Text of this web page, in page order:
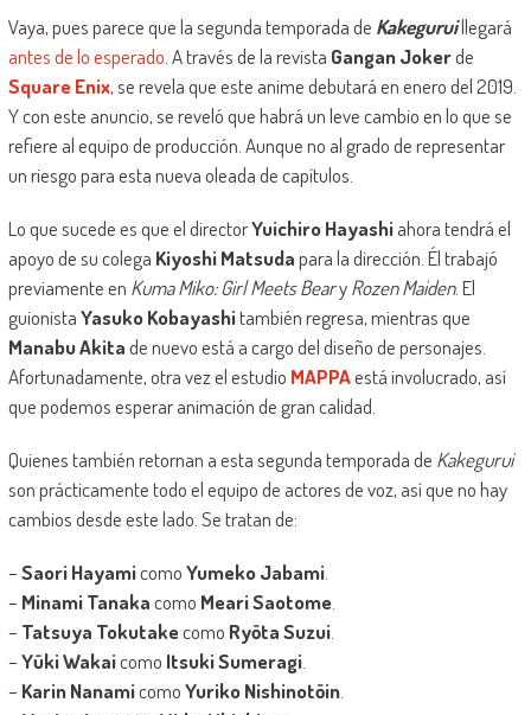
Vaya, pues parece que la segunda temporada de Kakeguruillegará
antes de lo esperado . A través de la revista Gangan Jokerde
Square Enix, se revela que este anime debutará en enero del 2019.
Y con este anuncio, se reveló que habrá un leve cambio en lo que se
refiere al equipo de producción. Aunque no al grado de representar
un riesgo para esta nueva oleada de capítulos.
Lo que sucede es que el directorYuichiro Hayashiahora tendrá el
apoyo de su colega Kiyoshi Matsudapara la dirección. Él trabajó
previamente en Kuma Miko: Girl Meets BearyRozen Maiden. El
guionistaYasuko Kobayashitambién regresa, mientras que
Manabu Akitade nuevo está a cargo del diseño de personajes.
Afortunadamente, otra vez el estudio MAPPAestá involucrado, así
que podemos esperar animación de gran calidad.
Quienes también retornan a esta segunda temporada de Kakegurui
son prácticamente todo el equipo de actores de voz, así que no hay
cambios desde este lado. Se tratan de:
–Saori HayamicomoYumeko Jabami.
– Minami Tanakacomo Meari Saotome.
– Tatsuya Tokutakecomo Ryōta Suzui.
–Yūki Wakaicomo Itsuki Sumeragi.
– Karin NanamicomoYuriko Nishinotōin.